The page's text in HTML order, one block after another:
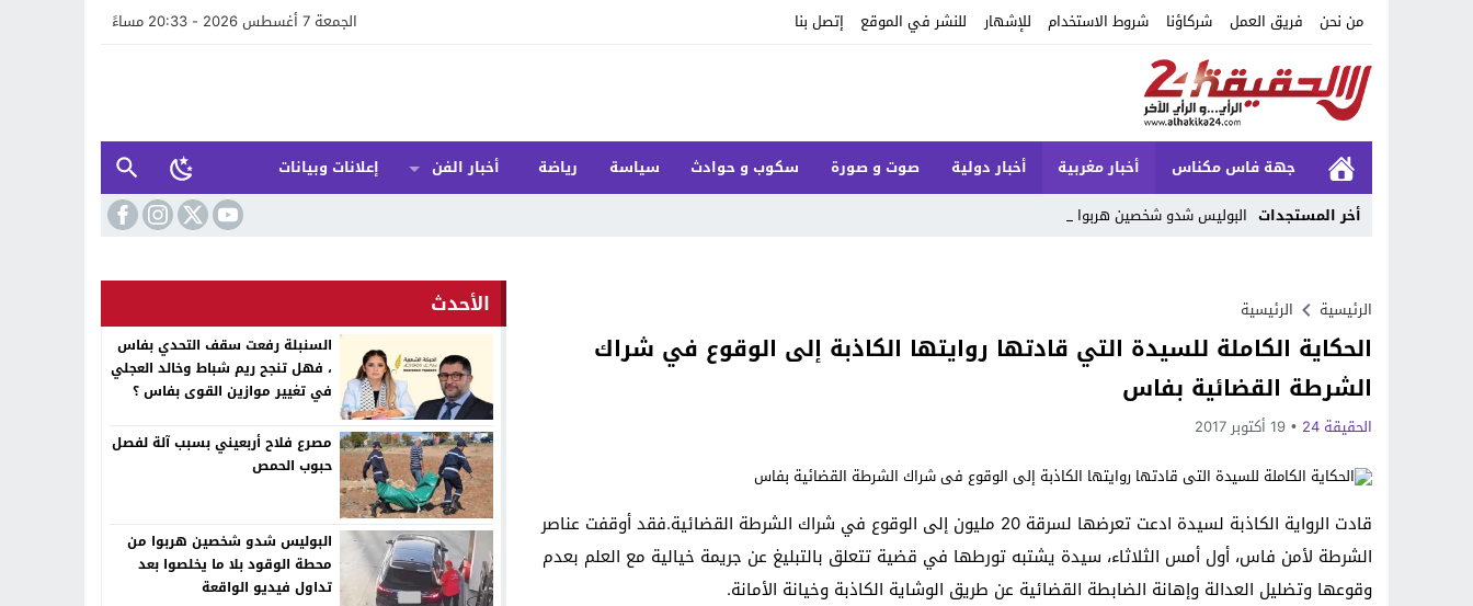
من نحن فريق العمل شركاؤنا شروط الاستخدام للإشهار للنشر في الموقع إتصل بنا الجمعة 7 أغسطس 2026 - 20:33 مساءً
جهة فاس مكناس أخبار مغربية أخبار دولية صوت و صورة سكوب و حوادث سياسة رياضة أخبار الفن
إعلانات وبيانات
أخر المستجدات البوليس شدو شخصين هربوا من_
Previous
Next
الرئيسية الرئيسية
الحكاية الكاملة للسيدة التي قادتها روايتها الكاذبة إلى الوقوع في شراك
الشرطة القضائية بفاس
الحقيقة 24 19 أكتوبر 2017
قادت الرواية الكاذبة لسيدة ادعت تعرضها لسرقة 20 مليون إلى الوقوع في شراك الشرطة القضائية.فقد أوقفت عناصر
الشرطة لأمن فاس، أول أمس الثلاثاء، سيدة يشتبه تورطها في قضية تتعلق بالتبليغ عن جريمة خيالية مع العلم بعدم
وقوعها وتضليل العدالة وإهانة الضابطة القضائية عن طريق الوشاية الكاذبة وخيانة الأمانة.
الأحدث
السنبلة رفعت سقف التحدي بفاس
، فهل تنجح ريم شباط وخالد العجلي
في تغيير موازين القوى بفاس ؟
مصرع فلاح أربعيني بسبب آلة لفصل
حبوب الحمص
البوليس شدو شخصين هربوا من
محطة الوقود بلا ما يخلصوا بعد
تداول فيديو الواقعة